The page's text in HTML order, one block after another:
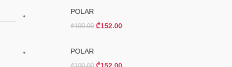
POLAR
₾190.00 ₾152.00
POLAR